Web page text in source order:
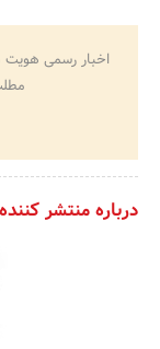
اخبار رسمی
درباره منتشر